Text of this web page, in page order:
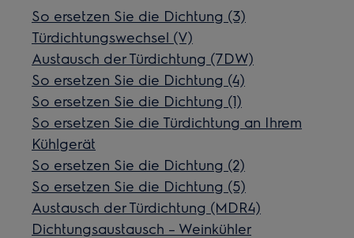
So ersetzen Sie die Dichtung (3)
Türdichtungswechsel (V)
Austausch der Türdichtung (7DW)
So ersetzen Sie die Dichtung (4)
So ersetzen Sie die Dichtung (1)
So ersetzen Sie die Türdichtung an Ihrem
Kühlgerät
So ersetzen Sie die Dichtung (2)
So ersetzen Sie die Dichtung (5)
Austausch der Türdichtung (MDR4)
Dichtungsaustausch – Weinkühler